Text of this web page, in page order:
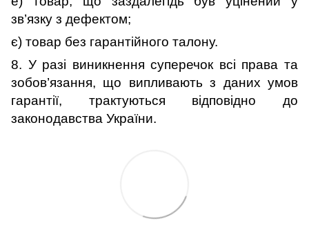
зв’язку з дефектом;
є) товар без гарантійного талону.
8. У разі виникнення суперечок всі права та
зобов’язання, що випливають з даних умов
гарантії, трактуються відповідно до
законодавства України.